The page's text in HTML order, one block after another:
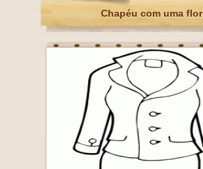
Chapéu com uma flor